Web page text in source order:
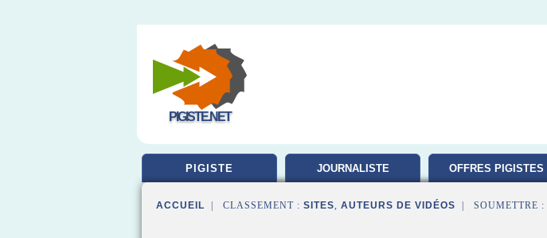
PIGISTE.NET
PIGISTE JOURNALISTE OFFRES PIGISTES
ACCUEIL | CLASSEMENT : SITES, AUTEURS DE VIDÉOS | SOUMETTRE :